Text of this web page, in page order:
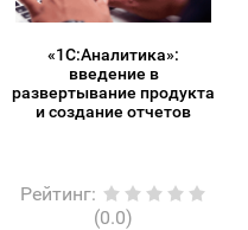
«1С:Аналитика»:
введение в
развертывание продукта
и создание отчетов
Рейтинг:
(0.0)